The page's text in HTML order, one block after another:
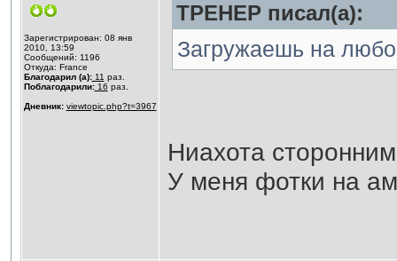
Зарегистрирован: 08 янв
2010, 13:59
Сообщений: 1196
Откуда: France
Благодарил (а):11 раз.
Поблагодарили:16 раз.
Дневник: viewtopic.php?t=3967
ТРЕНЕР писал(а):
Загружаешь на
Ниахота
У меня фотки на